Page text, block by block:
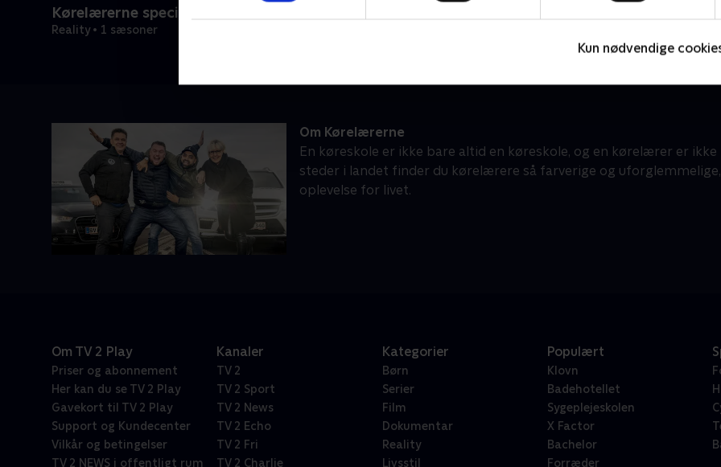
Kun nødvendige
Kørelærerne special - kendte ta'r kortet
Reality • 1 sæsoner
Om Kørelærerne
En køreskole er ikke bare altid en køreskole, og en kørelærer er
steder i landet finder du kørelærere så farverige og
oplevelse for livet.
Om TV 2 Play
Priser og abonnement
Her kan du se TV 2 Play
Gavekort til TV 2 Play
Support og Kundecenter
Vilkår og betingelser
TV 2 NEWS i offentligt rum
Kanaler
TV 2
TV 2 Sport
TV 2 News
TV 2 Echo
TV 2 Fri
TV 2 Charlie
Kategorier
Børn
Serier
Film
Dokumentar
Reality
Livsstil
Populært
Klovn
Badehotellet
Sygeplejeskolen
X Factor
Bachelor
Forræder